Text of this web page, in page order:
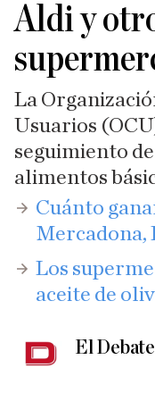
Aldi y
La
Usuarios
seguimiento
alimentos
​Cuánto
Mercadona,
Los
aceite de
El Debate